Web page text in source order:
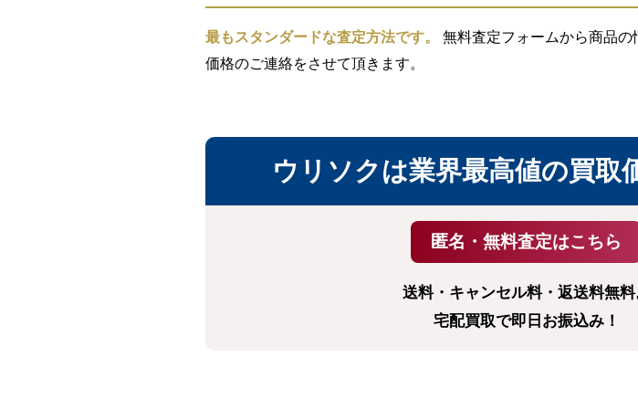
最もスタンダードな査定方法です。
無料査定フォームから商品
価格のご連絡をさせて頂きます。
ウリソクは業界最高値の買取
送料・キャンセル料・返送料無料
宅配買取で即日お振込み！